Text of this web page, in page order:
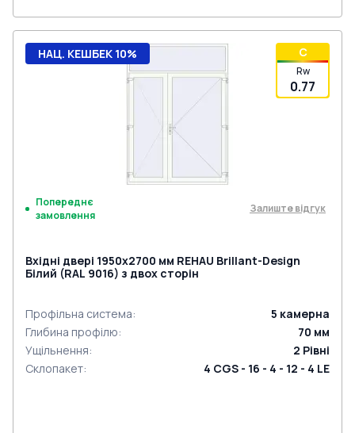
C
Rw
0.77
НАЦ. КЕШБЕК 10%
Попереднє
замовлення
Залиште відгук
Вхідні двері 1950x2700 мм REHAU Brillant-Design
Білий (RAL 9016) з двох сторін
Профільна система: 5 камерна
Глибина профілю: 70 мм
Ущільнення: 2 Рівні
Склопакет: 4 CGS - 16 - 4 - 12 - 4 LE